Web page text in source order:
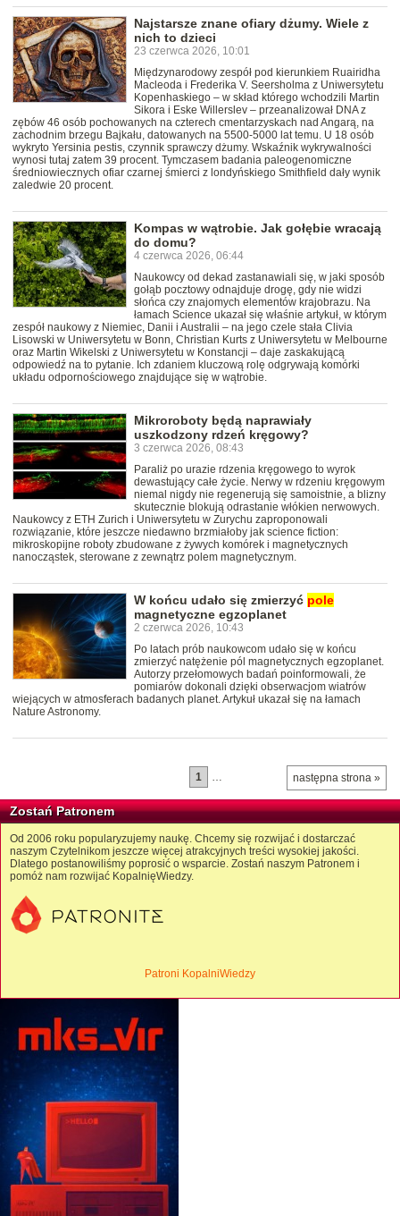
Najstarsze znane ofiary dżumy. Wiele z
nich to dzieci
23 czerwca 2026, 10:01
Międzynarodowy zespół pod kierunkiem Ruairidha
Macleoda i Frederika V. Seersholma z Uniwersytetu
Kopenhaskiego – w skład którego wchodzili Martin
Sikora i Eske Willerslev – przeanalizował DNA z
zębów 46 osób pochowanych na czterech cmentarzyskach nad Angarą, na
zachodnim brzegu Bajkału, datowanych na 5500-5000 lat temu. U 18 osób
wykryto Yersinia pestis, czynnik sprawczy dżumy. Wskaźnik wykrywalności
wynosi tutaj zatem 39 procent. Tymczasem badania paleogenomiczne
średniowiecznych ofiar czarnej śmierci z londyńskiego Smithfield dały wynik
zaledwie 20 procent.
Kompas w wątrobie. Jak gołębie wracają
do domu?
4 czerwca 2026, 06:44
Naukowcy od dekad zastanawiali się, w jaki sposób
gołąb pocztowy odnajduje drogę, gdy nie widzi
słońca czy znajomych elementów krajobrazu. Na
łamach Science ukazał się właśnie artykuł, w którym
zespół naukowy z Niemiec, Danii i Australii – na jego czele stała Clivia
Lisowski w Uniwersytetu w Bonn, Christian Kurts z Uniwersytetu w Melbourne
oraz Martin Wikelski z Uniwersytetu w Konstancji – daje zaskakującą
odpowiedź na to pytanie. Ich zdaniem kluczową rolę odgrywają komórki
układu odpornościowego znajdujące się w wątrobie.
Mikroroboty będą naprawiały
uszkodzony rdzeń kręgowy?
3 czerwca 2026, 08:43
Paraliż po urazie rdzenia kręgowego to wyrok
dewastujący całe życie. Nerwy w rdzeniu kręgowym
niemal nigdy nie regenerują się samoistnie, a blizny
skutecznie blokują odrastanie włókien nerwowych.
Naukowcy z ETH Zurich i Uniwersytetu w Zurychu zaproponowali
rozwiązanie, które jeszcze niedawno brzmiałoby jak science fiction:
mikroskopijne roboty zbudowane z żywych komórek i magnetycznych
nanocząstek, sterowane z zewnątrz polem magnetycznym.
W końcu udało się zmierzyć pole
magnetyczne egzoplanet
2 czerwca 2026, 10:43
Po latach prób naukowcom udało się w końcu
zmierzyć natężenie pól magnetycznych egzoplanet.
Autorzy przełomowych badań poinformowali, że
pomiarów dokonali dzięki obserwacjom wiatrów
wiejących w atmosferach badanych planet. Artykuł ukazał się na łamach
Nature Astronomy.
następna strona »
1 …
Zostań Patronem
Od 2006 roku popularyzujemy naukę. Chcemy się rozwijać i dostarczać
naszym Czytelnikom jeszcze więcej atrakcyjnych treści wysokiej jakości.
Dlatego postanowiliśmy poprosić o wsparcie. Zostań naszym Patronem i
pomóż nam rozwijać KopalnięWiedzy.
Patroni KopalniWiedzy